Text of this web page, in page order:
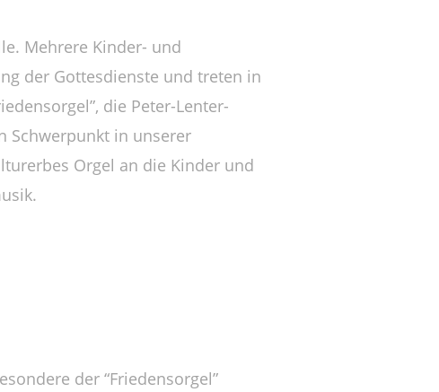
Mehrere Kinder- und
der Gottesdienste und treten in
die Peter-Lenter-
Schwerpunkt in unserer
Orgel an die Kinder und
der “Friedensorgel”